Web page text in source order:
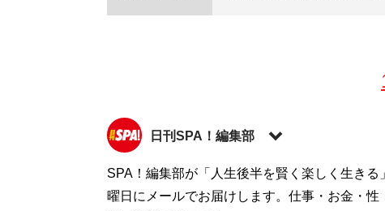
日刊SPA！編集部
記事一覧へ
SPA！編集部が「人生後半を賢く楽しく生き
曜日にメールでお届けします。仕事・お金・